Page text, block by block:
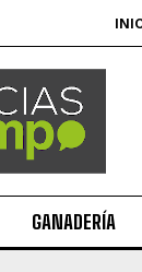
GANADERÍA